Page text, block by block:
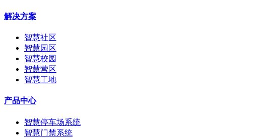
解决方案
智慧社区
智慧园区
智慧校园
智慧营区
智慧工地
产品中心
智慧停车场系统
智慧门禁系统